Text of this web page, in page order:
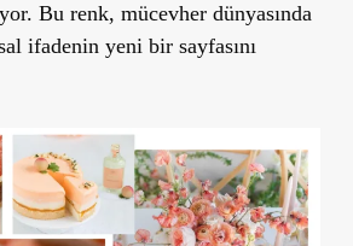
Bu renk, mücevher dünyasında
ifadenin yeni bir sayfasını